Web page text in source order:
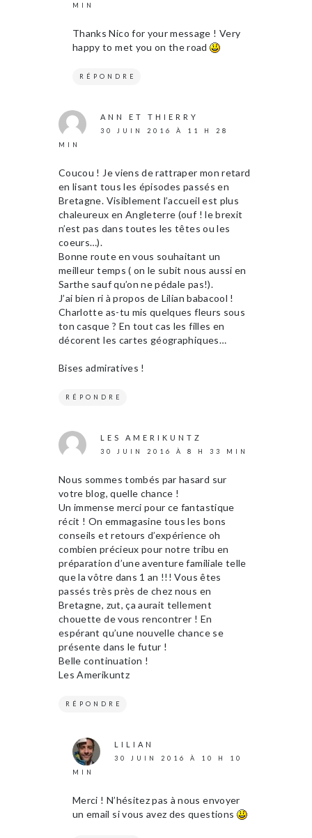
MIN
Thanks Nico for your message ! Very
happy to met you on the road
RÉPONDRE
ANN ET THIERRY
30 JUIN 2016 À 11 H 28
MIN
Coucou ! Je viens de rattraper mon retard
en lisant tous les épisodes passés en
Bretagne. Visiblement l’accueil est plus
chaleureux en Angleterre (ouf ! le brexit
n’est pas dans toutes les têtes ou les
coeurs…).
Bonne route en vous souhaitant un
meilleur temps ( on le subit nous aussi en
Sarthe sauf qu’on ne pédale pas!).
J’ai bien ri à propos de Lilian babacool !
Charlotte as-tu mis quelques fleurs sous
ton casque ? En tout cas les filles en
décorent les cartes géographiques…
Bises admiratives !
RÉPONDRE
LES AMERIKUNTZ
30 JUIN 2016 À 8 H 33 MIN
Nous sommes tombés par hasard sur
votre blog, quelle chance !
Un immense merci pour ce fantastique
récit ! On emmagasine tous les bons
conseils et retours d’expérience oh
combien précieux pour notre tribu en
préparation d’une aventure familiale telle
que la vôtre dans 1 an !!! Vous êtes
passés très près de chez nous en
Bretagne, zut, ça aurait tellement
chouette de vous rencontrer ! En
espérant qu’une nouvelle chance se
présente dans le futur !
Belle continuation !
Les Amerikuntz
RÉPONDRE
LILIAN
30 JUIN 2016 À 10 H 10
MIN
Merci ! N’hésitez pas à nous envoyer
un email si vous avez des questions